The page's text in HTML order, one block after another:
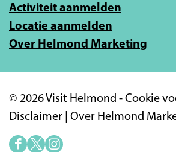
Activiteit aanmelden
Locatie aanmelden
Over Helmond Marketing
© 2026 Visit Helmond - Cookie
Disclaimer
Over Helmond